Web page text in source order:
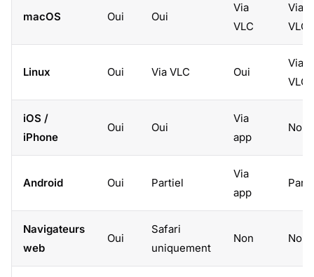
macOS Oui Oui
Via
VLC
Via
VLC
Linux Oui Via VLC Oui
Via
VLC
iOS /
iPhone
Oui Oui
Via
app
Non
Android Oui Partiel
Via
app
Navigateurs
web
Oui
Safari
uniquement
Non Non